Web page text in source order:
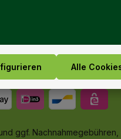
ggf.
Alle